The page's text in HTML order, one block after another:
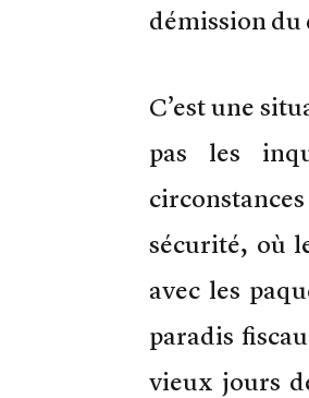
démission du
C’est une
pas les
sécurité, où
avec les
paradis
vieux jours